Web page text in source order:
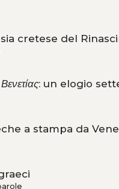
cretese del
: un elogio
a stampa da